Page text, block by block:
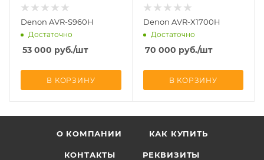
Denon AVR-S960H
Достаточно
53 000 руб./шт
В КОРЗИНУ
Denon AVR-X1700H
Достаточно
70 000 руб./шт
В КОРЗИНУ
О КОМПАНИИ КАК КУПИТЬ
КОНТАКТЫ РЕКВИЗИТЫ